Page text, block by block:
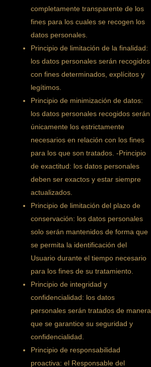
completamente transparente de los
fines para los cuales se recogen los
datos personales.
Principio de limitación de la finalidad:
los datos personales serán recogidos
con fines determinados, explícitos y
legítimos.
Principio de minimización de datos:
los datos personales recogidos serán
únicamente los estrictamente
necesarios en relación con los fines
para los que son tratados. -Principio
de exactitud: los datos personales
deben ser exactos y estar siempre
actualizados.
Principio de limitación del plazo de
conservación: los datos personales
solo serán mantenidos de forma que
se permita la identificación del
Usuario durante el tiempo necesario
para los fines de su tratamiento.
Principio de integridad y
confidencialidad: los datos
personales serán tratados de manera
que se garantice su seguridad y
confidencialidad.
Principio de responsabilidad
proactiva: el Responsable del